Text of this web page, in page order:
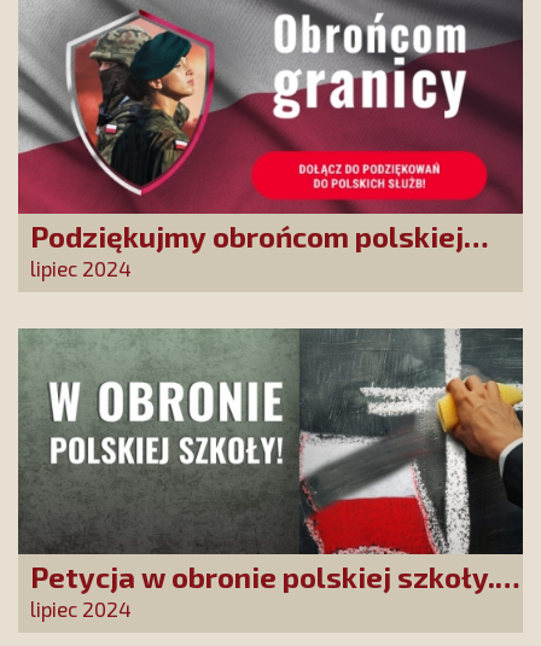
Podziękujmy obrońcom polskiej
granicy
lipiec 2024
Petycja w obronie polskiej szkoły.
Zatrzymajmy upadek edukacji!
lipiec 2024